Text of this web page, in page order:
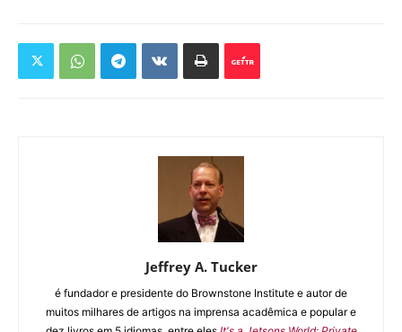
Jeffrey A. Tucker
é fundador e presidente do Brownstone Institute e autor de
muitos milhares de artigos na imprensa acadêmica e popular e